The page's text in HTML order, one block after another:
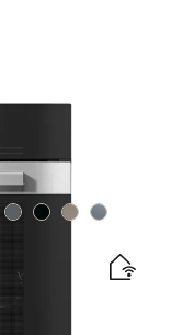
Kleur:Kleur:Kleur:Kleur: